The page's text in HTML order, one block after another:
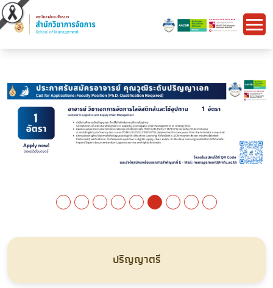
ปริญญาตรี